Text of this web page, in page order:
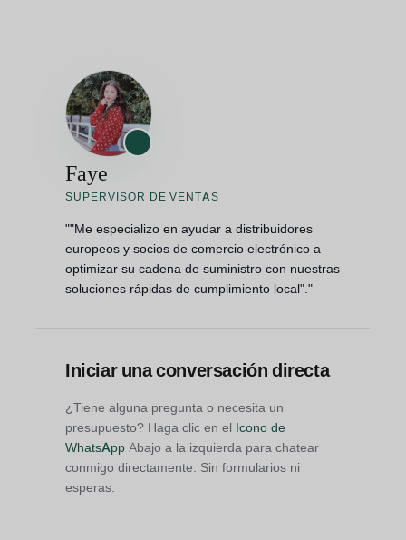
Faye
SUPERVISOR DE VENTAS
""Me especializo en ayudar a distribuidores
europeos y socios de comercio electrónico a
optimizar su cadena de suministro con nuestras
soluciones rápidas de cumplimiento local"."
Iniciar una conversación directa
¿Tiene alguna pregunta o necesita un
presupuesto? Haga clic en el Icono de
WhatsApp Abajo a la izquierda para chatear
conmigo directamente. Sin formularios ni
esperas.